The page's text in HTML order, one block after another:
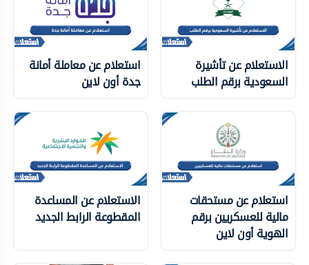
الاستعلام عن تأشيرة
السعودية برقم الطلب
استعلام عن معاملة أمانة
جدة أون لاين
استعلام عن مستحقات
مالية للعسكريين برقم
الهوية أون لاين
الاستعلام عن المساعدة
المقطوعة الرابط الجديد